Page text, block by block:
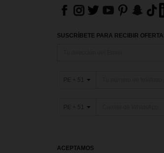
SUSCRÍBETE PARA RECIBIR
PE + 51
PE + 51
ACEPTAMOS